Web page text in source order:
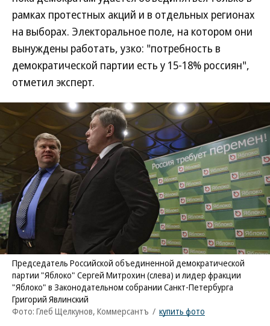
рамках протестных акций и в отдельных регионах
на выборах. Электоральное поле, на котором они
вынуждены работать, узко: "потребность в
демократической партии есть у 15-18% россиян",
отметил эксперт.
Председатель Российской объединенной демократической
партии "Яблоко" Сергей Митрохин (слева) и лидер фракции
"Яблоко" в Законодательном собрании Санкт-Петербурга
Григорий Явлинский
Фото: Глеб Щелкунов, Коммерсантъ / купить фото